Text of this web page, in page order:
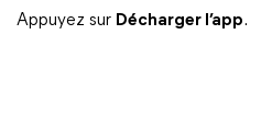
Appuyez sur Décharger l’app.